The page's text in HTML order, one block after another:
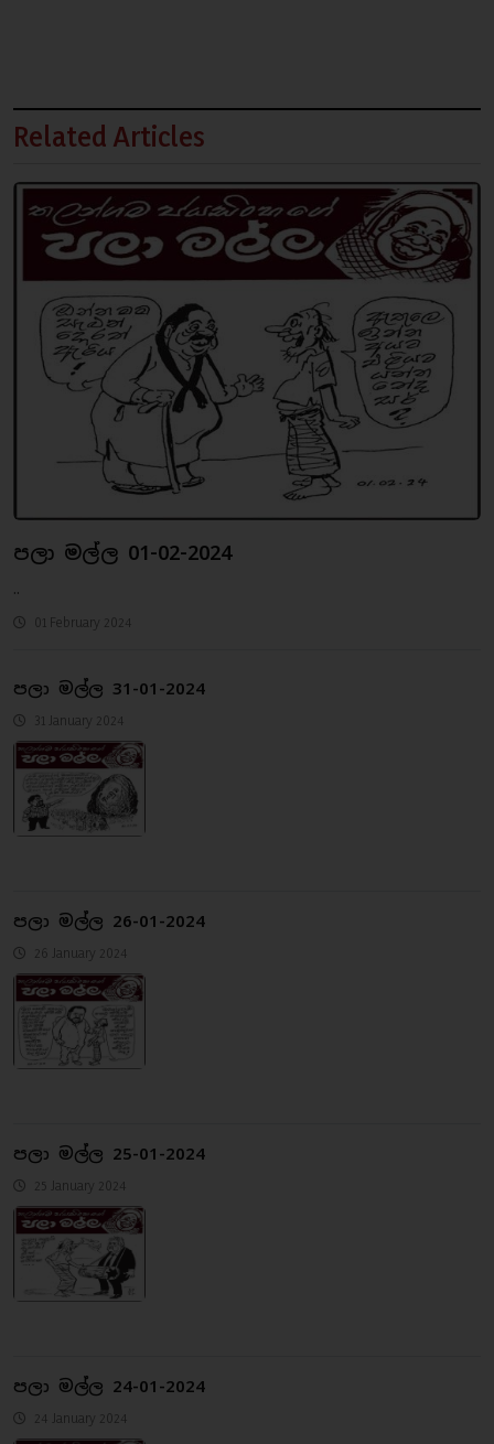
Related Articles
පලා මල්ල 01-02-2024
..
01 February 2024
පලා මල්ල 31-01-2024
31 January 2024
පලා මල්ල 26-01-2024
26 January 2024
පලා මල්ල 25-01-2024
25 January 2024
පලා මල්ල 24-01-2024
24 January 2024